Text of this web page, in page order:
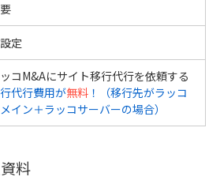
定
コM&Aにサイト移行代行を依頼する
代行費用が無料！（移行先がラッコ
イン＋ラッコサーバーの場合）
料